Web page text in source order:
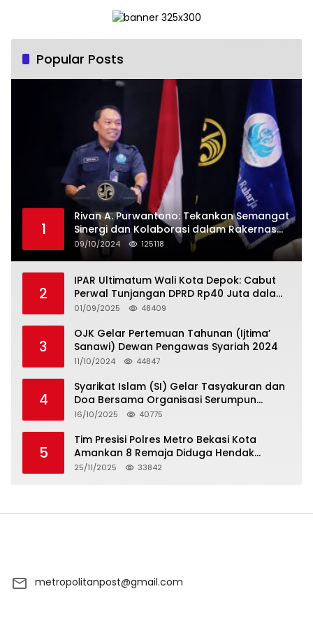
Popular Posts
1
Rivan A. Purwantono: Tekankan Semangat
Sinergi dan Kolaborasi dalam Rakernas
Serikat Pekerja Jasa Raharja
09/10/2024 125118
2
IPAR Ultimatum Wali Kota Depok: Cabut
Perwal Tunjangan DPRD Rp40 Juta dalam
5 Hari atau Hadapi Aksi Rakyat
01/09/2025 48409
3
OJK Gelar Pertemuan Tahunan (Ijtima’
Sanawi) Dewan Pengawas Syariah 2024
11/10/2024 44847
4
Syarikat Islam (SI) Gelar Tasyakuran dan
Doa Bersama Organisasi Serumpun
Syarikat Islam Doa
16/10/2025 40775
5
Tim Presisi Polres Metro Bekasi Kota
Amankan 8 Remaja Diduga Hendak
Tawuran
25/11/2025 33842
metropolitanpost@gmail.com